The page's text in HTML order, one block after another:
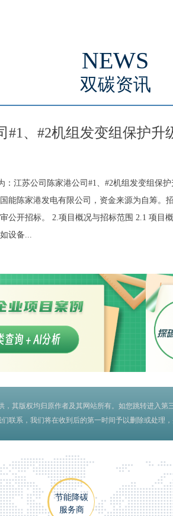
#1、#2机组发变组保护
江苏公司陈家港公司#1、#2机组发变组保
能陈家港发电有限公司，资金来源为自筹。
公开招标。 2.项目概况与招标范围 2.1 项目
设备...
NEWS
双碳资讯
，其版权均归原作者及其网站所有。如您跳转进入第
联系，我们将在收到后的第一时间予以删除或处理，
节能降碳
服务商